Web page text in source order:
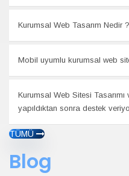
Kurumsal Web Tasarım Nedir ?
Mobil uyumlu kurumsal web
Kurumsal Web Sitesi
yapıldıktan sonra destek
TÜMÜ
Blog